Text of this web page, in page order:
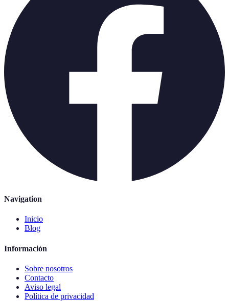
Navigation
Inicio
Blog
Información
Sobre nosotros
Contacto
Aviso legal
Política de privacidad